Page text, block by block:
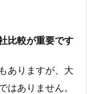
比較が重要です
ありますが、大
ありません。